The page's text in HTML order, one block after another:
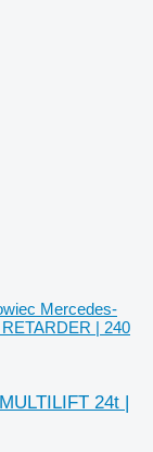
Mercedes-
| 240
24t |